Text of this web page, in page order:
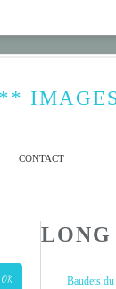
**
CONTACT
Baudets